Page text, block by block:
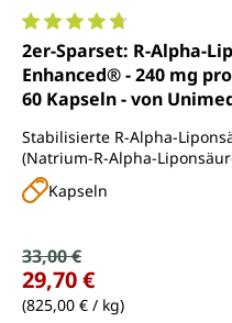
Durchschnittliche
2er-Sparset: R-Alpha-
Enhanced® - 240 mg pro Tagesdosis (2 Kapseln) - 2 x
60 Kapseln - von
Stabilisierte R-Alpha-
(Natrium-R-Alpha-
Kapseln
Verkaufspreis:
Regulärer Preis:
33,00 €
29,70 €
(825,00 € / kg)